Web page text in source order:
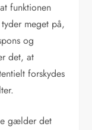
funktionen
meget på,
og
det, at
forskydes
gælder det